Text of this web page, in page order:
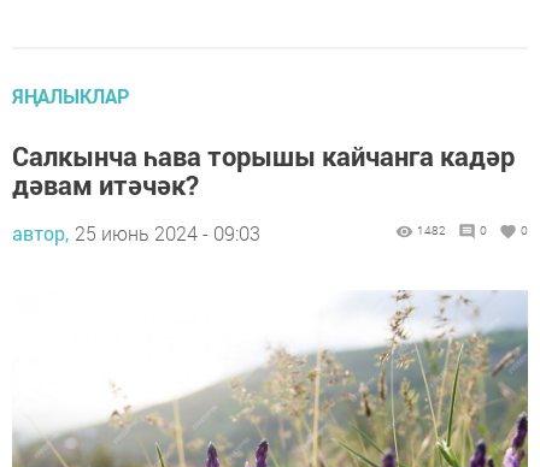
ЯҢАЛЫКЛАР
Салкынча һава торышы кайчанга кадәр
дәвам итәчәк?
автор, 25 июнь 2024 - 09:03 1482 0 0